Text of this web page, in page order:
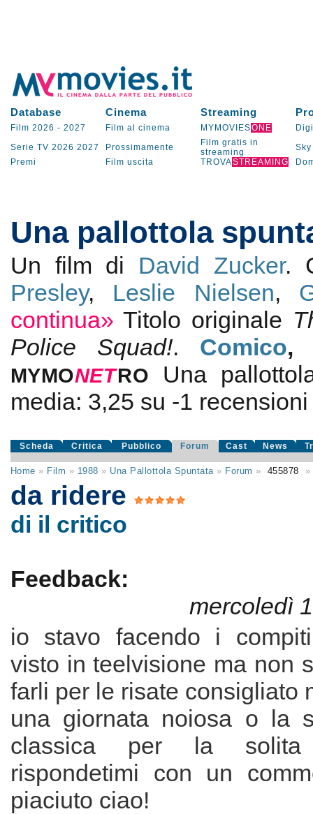
Database Cinema Streaming
Film 2026 - 2027 Film al cinema MYMOVIESONE
Serie TV 2026 2027 Prossimamente
Film gratis in
streaming
Sky
Premi
Film uscita TROVASTREAMING
Una pallottola
Un film di David Zucker.
Presley, Leslie Nielsen,
continua» Titolo originale
Police Squad!. Comico
MYMONETRO
Una
media: 3,25 su -1
Scheda Critica Pubblico Forum Cast News
Home » Film » 1988 » Una Pallottola Spuntata» Forum » 455878 »
da ridere
di il critico
Feedback:
mercoledì
io stavo facendo i
visto in teelvisione ma non
farli per le risate consigliato
una giornata noiosa o la
classica per la
rispondetimi con un
piaciuto ciao!